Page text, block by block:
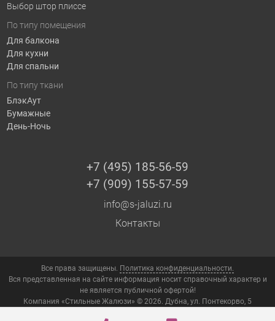
Выбор штор плиссе
По типу помещения
Для балкона
Для кухни
Для спальни
По типу ткани
БлэкАут
Бумажные
День-Ночь
+7 (495) 185-56-59
+7 (909) 155-57-59
info@s-jaluzi.ru
Контакты
Все права защищены. Политика конфиденциальности.
Вся представленная на сайте информация носит справочный характер и
не является публичной офертой!
Компания «Стильные Жалюзи» © 2026. Дубна, ул. Понтекорво, 5